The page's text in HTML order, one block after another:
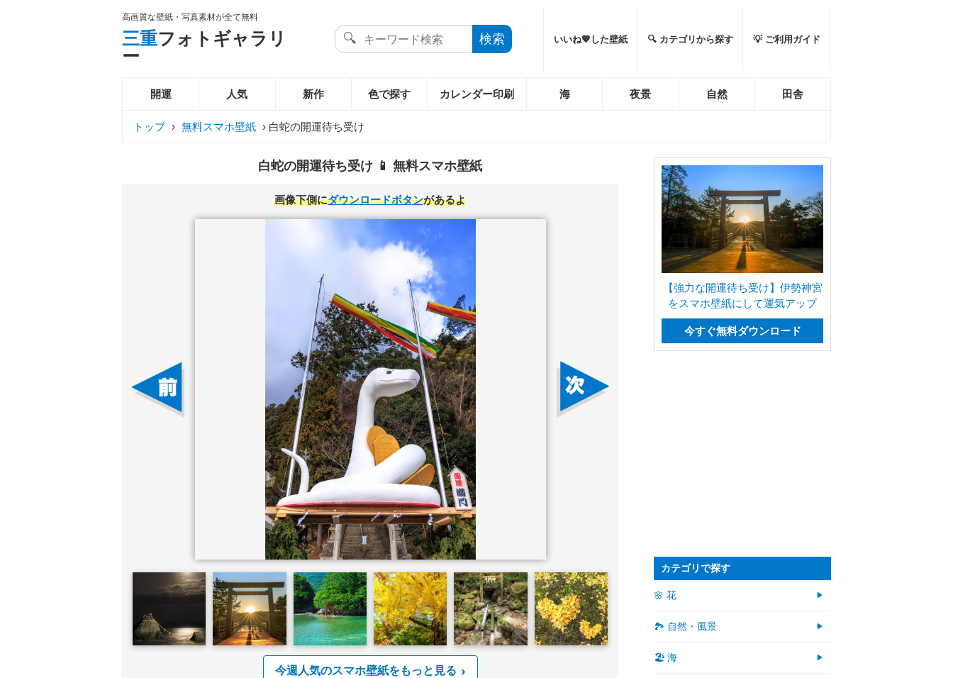
高画質な壁紙・写真素材が全て無料
三重フォトギャラリ
ー
いいね💖した壁紙 🔍 カテゴリから探す 💡 ご利用ガイド
開運 人気 新作 色で探す カレンダー印刷 海 夜景 自然 田舎
トップ › 無料スマホ壁紙 › 白蛇の開運待ち受け
白蛇の開運待ち受け 📱 無料スマホ壁紙
画像下側にダウンロードボタンがあるよ
今週人気のスマホ壁紙をもっと見る
【強力な開運待ち受け】伊勢神宮
をスマホ壁紙にして運気アップ
今すぐ無料ダウンロード
カテゴリで探す
🌸 花
🏞️ 自然・風景
🏖 海